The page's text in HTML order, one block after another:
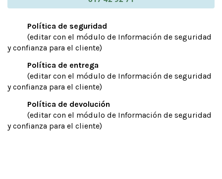
Política de seguridad
(editar con el módulo de Información de seguridad
y confianza para el cliente)
Política de entrega
(editar con el módulo de Información de seguridad
y confianza para el cliente)
Política de devolución
(editar con el módulo de Información de seguridad
y confianza para el cliente)